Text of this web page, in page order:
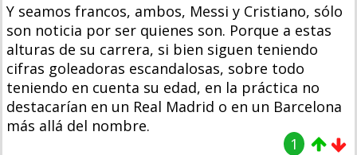
Y seamos francos, ambos, Messi y Cristiano, sólo
son noticia por ser quienes son. Porque a estas
alturas de su carrera, si bien siguen teniendo
cifras goleadoras escandalosas, sobre todo
teniendo en cuenta su edad, en la práctica no
destacarían en un Real Madrid o en un Barcelona
más allá del nombre.
1